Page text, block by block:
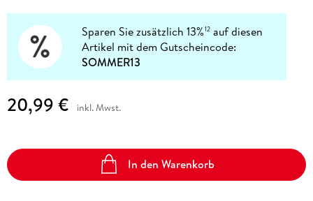
Sparen Sie zusätzlich 13%12 auf diesen
Artikel mit dem Gutscheincode:
SOMMER13
20,99 € inkl. Mwst.
In den Warenkorb